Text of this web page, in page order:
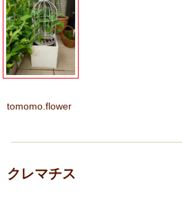
tomomo.flower
クレマチス